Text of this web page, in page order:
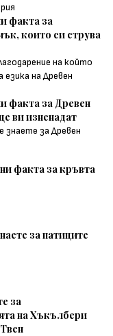
факта за
които си струва
на който
на Древен
факта за Древен
ви изненадат
знаете за Древен
факта за кръвта
за патиците
за
на Хъкълбери